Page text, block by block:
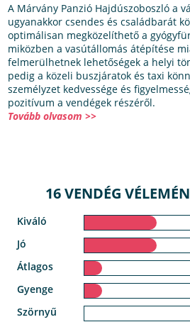
A Márvány Panzió Hajdúszoboszló a
ugyanakkor csendes és családbarát
optimálisan megközelíthető a
miközben a vasútállomás átépítése
felmerülhetnek lehetőségek a helyi
pedig a közeli buszjáratok és taxi
személyzet kedvessége és
pozitívum a vendégek részéről.
Tovább olvasom >>
16 VENDÉG
Kiváló
Jó
Átlagos
Gyenge
Szörnyű